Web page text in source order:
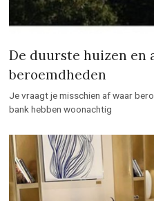
De duurste huizen en
beroemdheden
Je vraagt je misschien af waar
bank hebben woonachtig